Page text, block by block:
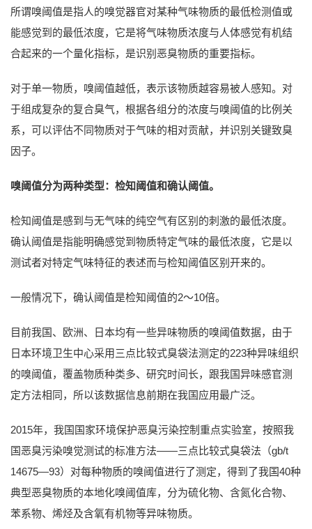
所谓嗅阈值是指人的嗅觉器官对某种气味物质的最低检测值或
能感觉到的最低浓度，它是将气味物质浓度与人体感觉有机结
合起来的一个量化指标，是识别恶臭物质的重要指标。
对于单一物质，嗅阈值越低，表示该物质越容易被人感知。对
于组成复杂的复合臭气，根据各组分的浓度与嗅阈值的比例关
系，可以评估不同物质对于气味的相对贡献，并识别关键致臭
因子。
嗅阈值分为两种类型：检知阈值和确认阈值。
检知阈值是感到与无气味的纯空气有区别的刺激的最低浓度。
确认阈值是指能明确感觉到物质特定气味的最低浓度，它是以
测试者对特定气味特征的表述而与检知阈值区别开来的。
一般情况下，确认阈值是检知阈值的2～10倍。
目前我国、欧洲、日本均有一些异味物质的嗅阈值数据，由于
日本环境卫生中心采用三点比较式臭袋法测定的223种异味组织
的嗅阈值，覆盖物质种类多、研究时间长，跟我国异味感官测
定方法相同，所以该数据信息前期在我国应用最广泛。
2015年，我国国家环境保护恶臭污染控制重点实验室，按照我
国恶臭污染嗅觉测试的标准方法——三点比较式臭袋法（gb/t
14675—93）对每种物质的嗅阈值进行了测定，得到了我国40种
典型恶臭物质的本地化嗅阈值库，分为硫化物、含氮化合物、
苯系物、烯烃及含氧有机物等异味物质。